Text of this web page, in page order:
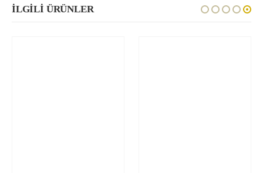
İLGILI ÜRÜNLER